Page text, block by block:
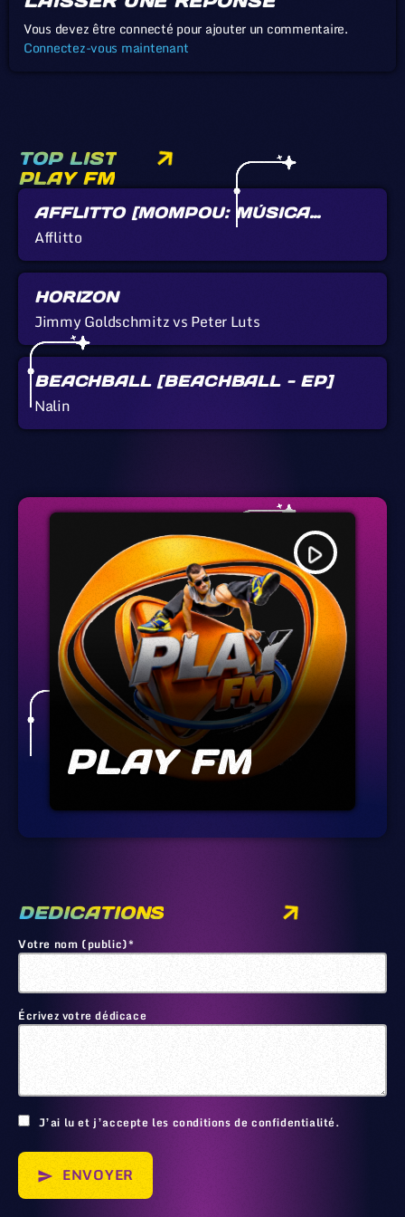
Vous devez être connecté pour ajouter un commentaire.
Connectez-vous maintenant
TOP LIST
PLAY FM
AFFLITTO [MOMPOU: MÚSICA
CALLADA]
Afflitto
HORIZON
Jimmy Goldschmitz vs Peter Luts
BEACHBALL [BEACHBALL - EP]
Nalin
play_arrow
PLAY FM
DEDICATIONS
Votre nom (public)*
Écrivez votre dédicace
J’ai lu et j’accepte les conditions de confidentialité.
send ENVOYER